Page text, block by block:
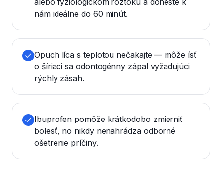
alebo fyziologickom roztoku a doneste k
nám ideálne do 60 minút.
Opuch líca s teplotou nečakajte — môže ísť
o šíriaci sa odontogénny zápal vyžadujúci
rýchly zásah.
Ibuprofen pomôže krátkodobo zmierniť
bolesť, no nikdy nenahrádza odborné
ošetrenie príčiny.